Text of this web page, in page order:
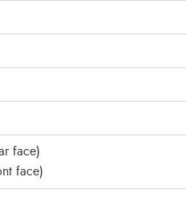
face)
face)